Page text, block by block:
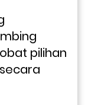
pilihan